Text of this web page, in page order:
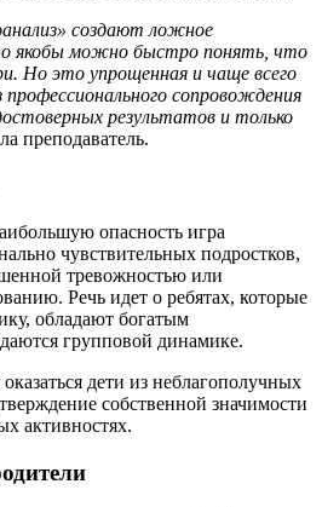
создают ложное
якобы можно быстро понять, что
Но это упрощенная и чаще всего
сопровождения
результатов и только
преподаватель.
опасность игра
чувствительных подростков,
тревожностью или
Речь идет о ребятах, которые
обладают богатым
групповой динамике.
дети из неблагополучных
собственной значимости
активностях.